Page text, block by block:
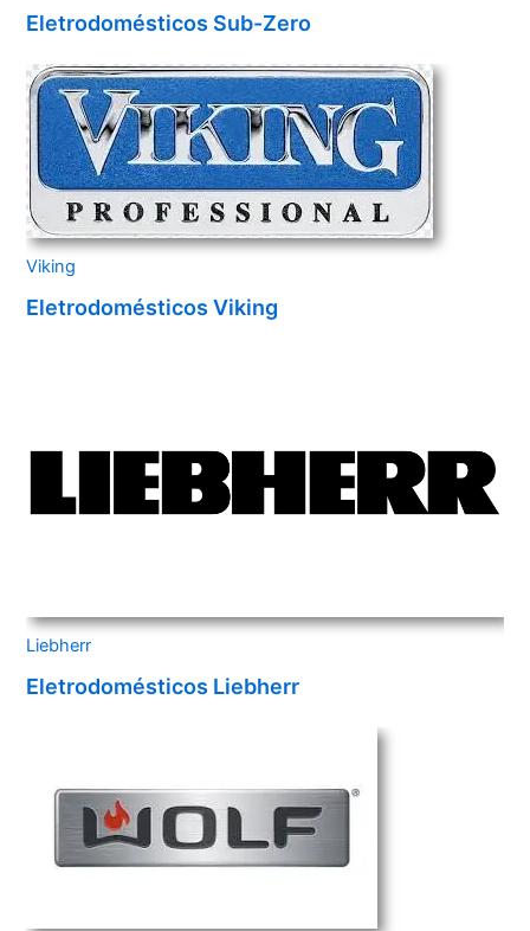
Eletrodomésticos Sub-Zero
Viking
Eletrodomésticos Viking
Liebherr
Eletrodomésticos Liebherr